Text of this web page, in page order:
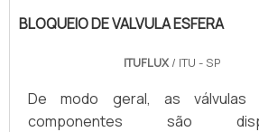
BLOQUEIO DE VALVULA ESFERA
ITUFLUX / ITU - SP
De modo geral, as
componentes são